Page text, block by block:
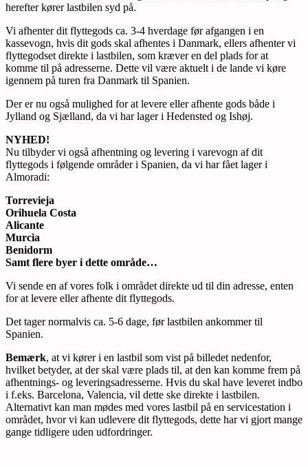
herefter kører lastbilen syd på.
Vi afhenter dit flyttegods ca. 3-4 hverdage før afgangen i en
kassevogn, hvis dit gods skal afhentes i Danmark, ellers afhenter vi
flyttegodset direkte i lastbilen, som kræver en del plads for at
komme til på adresserne. Dette vil være aktuelt i de lande vi køre
igennem på turen fra Danmark til Spanien.
Der er nu også mulighed for at levere eller afhente gods både i
Jylland og Sjælland, da vi har lager i Hedensted og Ishøj.
NYHED!
Nu tilbyder vi også afhentning og levering i varevogn af dit
flyttegods i følgende områder i Spanien, da vi har fået lager i
Almoradi:
Torrevieja
Orihuela Costa
Alicante
Murcia
Benidorm
Samt flere byer i dette område…
Vi sende en af vores folk i området direkte ud til din adresse, enten
for at levere eller afhente dit flyttegods.
Det tager normalvis ca. 5-6 dage, før lastbilen ankommer til
Spanien.
Bemærk, at vi kører i en lastbil som vist på billedet nedenfor,
hvilket betyder, at der skal være plads til, at den kan komme frem på
afhentnings- og leveringsadresserne. Hvis du skal have leveret indbo
i f.eks. Barcelona, Valencia, vil dette ske direkte i lastbilen.
Alternativt kan man mødes med vores lastbil på en servicestation i
området, hvor vi kan udlevere dit flyttegods, dette har vi gjort mange
gange tidligere uden udfordringer.